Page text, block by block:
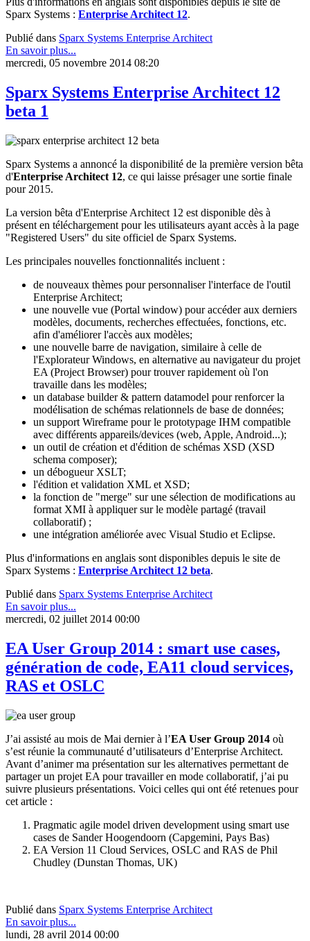
Sparx Systems : Enterprise Architect 12.
Publié dans Sparx Systems Enterprise Architect
En savoir plus...
mercredi, 05 novembre 2014 08:20
Sparx Systems Enterprise Architect 12
beta 1
Sparx Systems a annoncé la disponibilité de la première version bêta
d'Enterprise Architect 12, ce qui laisse présager une sortie finale
pour 2015.
La version bêta d'Enterprise Architect 12 est disponible dès à
présent en téléchargement pour les utilisateurs ayant accès à la page
"Registered Users" du site officiel de Sparx Systems.
Les principales nouvelles fonctionnalités incluent :
de nouveaux thèmes pour personnaliser l'interface de l'outil
Enterprise Architect;
une nouvelle vue (Portal window) pour accéder aux derniers
modèles, documents, recherches effectuées, fonctions, etc.
afin d'améliorer l'accès aux modèles;
une nouvelle barre de navigation, similaire à celle de
l'Explorateur Windows, en alternative au navigateur du projet
EA (Project Browser) pour trouver rapidement où l'on
travaille dans les modèles;
un database builder & pattern datamodel pour renforcer la
modélisation de schémas relationnels de base de données;
un support Wireframe pour le prototypage IHM compatible
avec différents appareils/devices (web, Apple, Android...);
un outil de création et d'édition de schémas XSD (XSD
schema composer);
un débogueur XSLT;
l'édition et validation XML et XSD;
la fonction de "merge" sur une sélection de modifications au
format XMI à appliquer sur le modèle partagé (travail
collaboratif) ;
une intégration améliorée avec Visual Studio et Eclipse.
Plus d'informations en anglais sont disponibles depuis le site de
Sparx Systems : Enterprise Architect 12 beta.
Publié dans Sparx Systems Enterprise Architect
En savoir plus...
mercredi, 02 juillet 2014 00:00
EA User Group 2014 : smart use cases,
génération de code, EA11 cloud services,
RAS et OSLC
J’ai assisté au mois de Mai dernier à l’EA User Group 2014 où
s’est réunie la communauté d’utilisateurs d’Enterprise Architect.
Avant d’animer ma présentation sur les alternatives permettant de
partager un projet EA pour travailler en mode collaboratif, j’ai pu
suivre plusieurs présentations. Voici celles qui ont été retenues pour
cet article :
Pragmatic agile model driven development using smart use
cases de Sander Hoogendoorn (Capgemini, Pays Bas)
EA Version 11 Cloud Services, OSLC and RAS de Phil
Chudley (Dunstan Thomas, UK)
Publié dans Sparx Systems Enterprise Architect
En savoir plus...
lundi, 28 avril 2014 00:00